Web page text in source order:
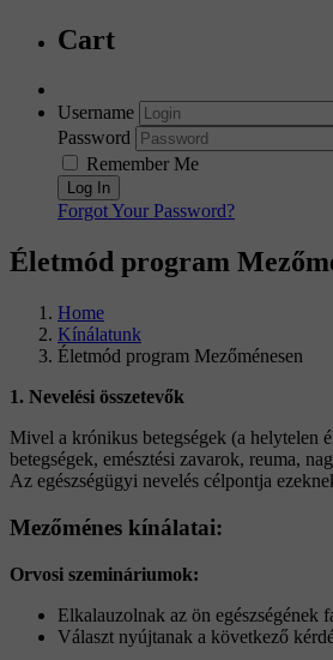
Cart
Username
Password
Remember Me
Forgot Your Password?
Életmód program
Home
Kínálatunk
Életmód program Mezőménesen
1. Nevelési összetevők
Mivel a krónikus betegségek (a helytelen
betegségek, emésztési zavarok, reuma,
Az egészségügyi nevelés célpontja
Mezőménes kínálatai:
Orvosi szemináriumok:
Elkalauzolnak az ön egészségének
Választ nyújtanak a következő